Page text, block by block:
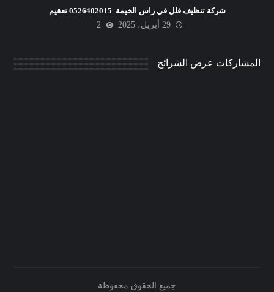
شركة تنظيف فلل في راس الخيمة |0526402015|تعقيم
29 أبريل، 2025
2
المشاركات عرض الشرائح
جميع الحقوق محفوظة